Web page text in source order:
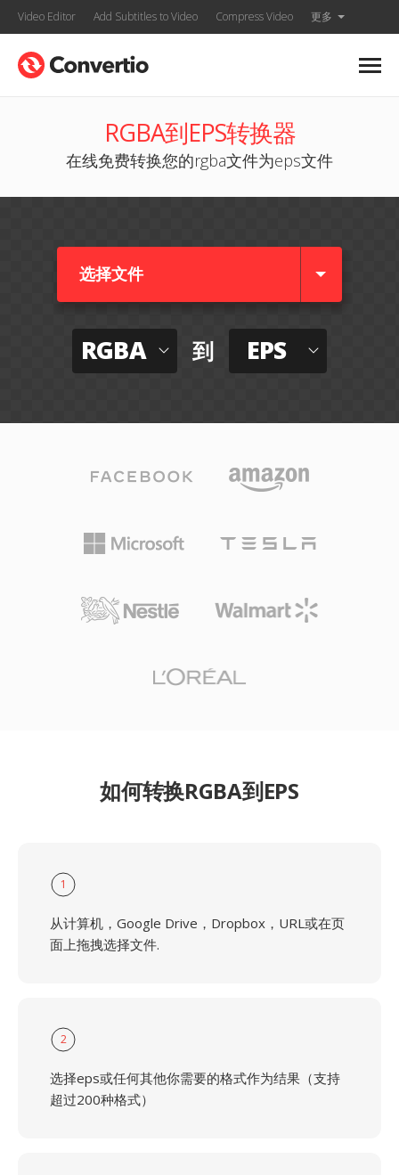
Video Editor Add Subtitles to Video Compress Video 更多
RGBA到EPS转换器
在线免费转换您的rgba文件为eps文件
选择文件
RGBA 到 EPS
如何转换RGBA到EPS
1
从计算机，Google Drive，Dropbox，URL或在页
面上拖拽选择文件.
2
选择eps或任何其他你需要的格式作为结果（支持
超过200种格式）